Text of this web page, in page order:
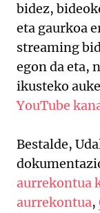
bidez,
eta gaurkoa
streaming
egon da eta,
ikusteko
YouTube
Bestalde,
aurrekontua
aurrekontua,